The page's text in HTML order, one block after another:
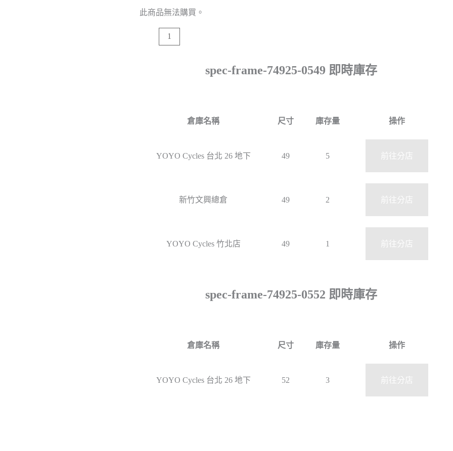
此商品無法購買。
spec-frame-74925-0549 即時庫存
倉庫名稱 尺寸 庫存量 操作
YOYO Cycles 台北 26 地下 49 5 前往分店
新竹文興總倉 49 2 前往分店
YOYO Cycles 竹北店 49 1 前往分店
spec-frame-74925-0552 即時庫存
倉庫名稱 尺寸 庫存量 操作
YOYO Cycles 台北 26 地下 52 3 前往分店